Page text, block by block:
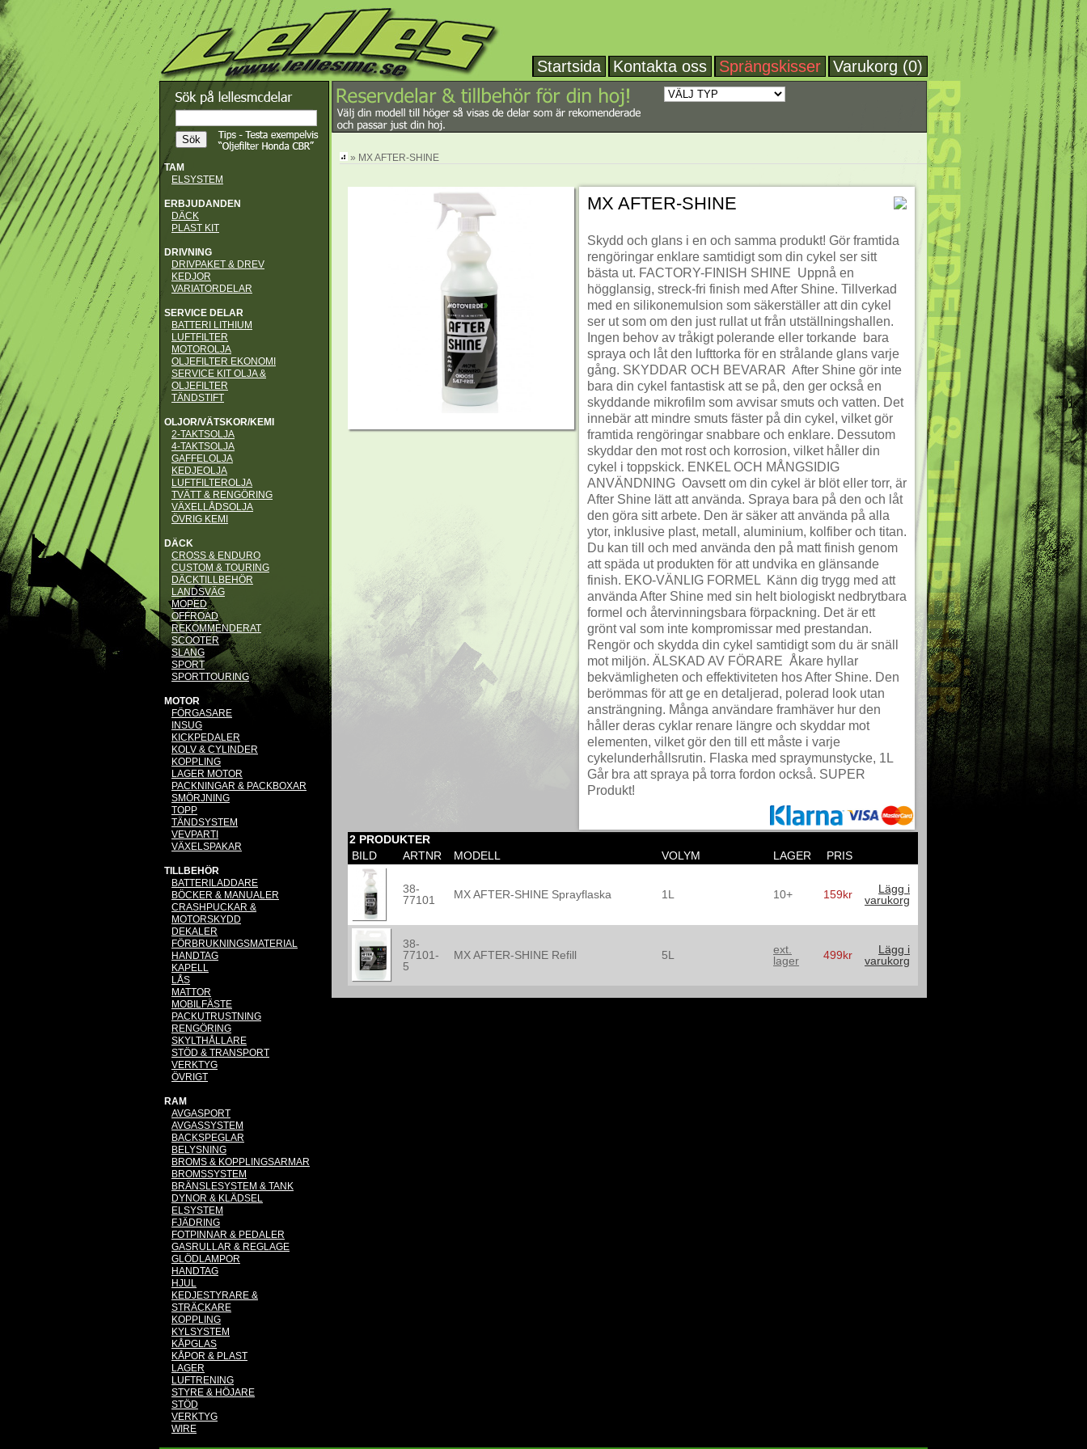
Startsida Kontakta oss Sprängskisser Varukorg (0)
TAM
ELSYSTEM
ERBJUDANDEN
DÄCK
PLAST KIT
DRIVNING
DRIVPAKET & DREV
KEDJOR
VARIATORDELAR
SERVICE DELAR
BATTERI LITHIUM
LUFTFILTER
MOTOROLJA
OLJEFILTER EKONOMI
SERVICE KIT OLJA &
OLJEFILTER
TÄNDSTIFT
OLJOR/VÄTSKOR/KEMI
2-TAKTSOLJA
4-TAKTSOLJA
GAFFELOLJA
KEDJEOLJA
LUFTFILTEROLJA
TVÄTT & RENGÖRING
VÄXELLÅDSOLJA
ÖVRIG KEMI
DÄCK
CROSS & ENDURO
CUSTOM & TOURING
DÄCKTILLBEHÖR
LANDSVÄG
MOPED
OFFROAD
REKOMMENDERAT
SCOOTER
SLANG
SPORT
SPORTTOURING
MOTOR
FÖRGASARE
INSUG
KICKPEDALER
KOLV & CYLINDER
KOPPLING
LAGER MOTOR
PACKNINGAR & PACKBOXAR
SMÖRJNING
TOPP
TÄNDSYSTEM
VEVPARTI
VÄXELSPAKAR
TILLBEHÖR
BATTERILADDARE
BÖCKER & MANUALER
CRASHPUCKAR &
MOTORSKYDD
DEKALER
FÖRBRUKNINGSMATERIAL
HANDTAG
KAPELL
LÅS
MATTOR
MOBILFÄSTE
PACKUTRUSTNING
RENGÖRING
SKYLTHÅLLARE
STÖD & TRANSPORT
VERKTYG
ÖVRIGT
RAM
AVGASPORT
AVGASSYSTEM
BACKSPEGLAR
BELYSNING
BROMS & KOPPLINGSARMAR
BROMSSYSTEM
BRÄNSLESYSTEM & TANK
DYNOR & KLÄDSEL
ELSYSTEM
FJÄDRING
FOTPINNAR & PEDALER
GASRULLAR & REGLAGE
GLÖDLAMPOR
HANDTAG
HJUL
KEDJESTYRARE &
STRÄCKARE
KOPPLING
KYLSYSTEM
KÅPGLAS
KÅPOR & PLAST
LAGER
LUFTRENING
STYRE & HÖJARE
STÖD
VERKTYG
WIRE
» MX AFTER-SHINE
MX AFTER-SHINE
Skydd och glans i en och samma produkt! Gör framtida
rengöringar enklare samtidigt som din cykel ser sitt
bästa ut. FACTORY-FINISH SHINE  Uppnå en
högglansig, streck-fri finish med After Shine. Tillverkad
med en silikonemulsion som säkerställer att din cykel
ser ut som om den just rullat ut från utställningshallen.
Ingen behov av tråkigt polerande eller torkande  bara
spraya och låt den lufttorka för en strålande glans varje
gång. SKYDDAR OCH BEVARAR  After Shine gör inte
bara din cykel fantastisk att se på, den ger också en
skyddande mikrofilm som avvisar smuts och vatten. Det
innebär att mindre smuts fäster på din cykel, vilket gör
framtida rengöringar snabbare och enklare. Dessutom
skyddar den mot rost och korrosion, vilket håller din
cykel i toppskick. ENKEL OCH MÅNGSIDIG
ANVÄNDNING  Oavsett om din cykel är blöt eller torr, är
After Shine lätt att använda. Spraya bara på den och låt
den göra sitt arbete. Den är säker att använda på alla
ytor, inklusive plast, metall, aluminium, kolfiber och titan.
Du kan till och med använda den på matt finish genom
att späda ut produkten för att undvika en glänsande
finish. EKO-VÄNLIG FORMEL  Känn dig trygg med att
använda After Shine med sin helt biologiskt nedbrytbara
formel och återvinningsbara förpackning. Det är ett
grönt val som inte kompromissar med prestandan.
Rengör och skydda din cykel samtidigt som du är snäll
mot miljön. ÄLSKAD AV FÖRARE  Åkare hyllar
bekvämligheten och effektiviteten hos After Shine. Den
berömmas för att ge en detaljerad, polerad look utan
ansträngning. Många användare framhäver hur den
håller deras cyklar renare längre och skyddar mot
elementen, vilket gör den till ett måste i varje
cykelunderhållsrutin. Flaska med spraymunstycke, 1L
Går bra att spraya på torra fordon också. SUPER
Produkt!
2 PRODUKTER
BILD
ARTNR MODELL VOLYM LAGER PRIS
38-
77101
MX AFTER-SHINE Sprayflaska 1L 10+ 159kr
Lägg i
varukorg
38-
77101-
5
MX AFTER-SHINE Refill 5L
ext.
lager
499kr
Lägg i
varukorg